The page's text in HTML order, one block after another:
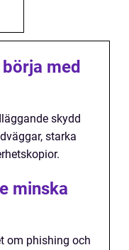
med
skydd
starka
minska
om phishing och